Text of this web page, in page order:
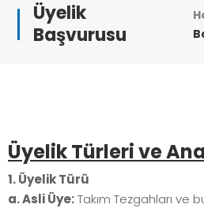
Üyelik
Başvurusu
Üyelik Türleri ve
1. Üyelik Türü
a. Asli Üye:Takım Tezgahları ve